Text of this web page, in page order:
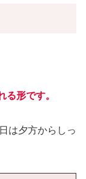
形です。
は夕方からしっ